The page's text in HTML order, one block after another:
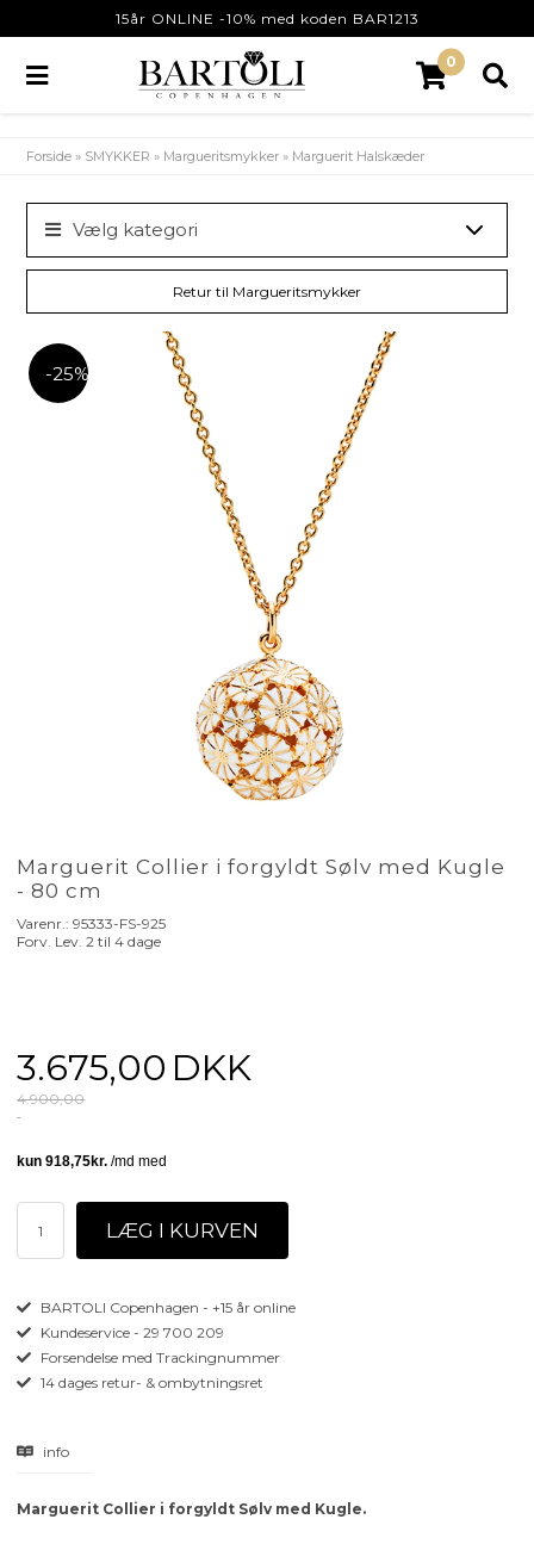
15år ONLINE -10% med koden BAR1213
0
Forside » SMYKKER » Margueritsmykker » Marguerit Halskæder
Vælg kategori
Retur til Margueritsmykker
-25%
Marguerit Collier i forgyldt Sølv med Kugle
- 80 cm
Varenr.:95333-FS-925
Forv. Lev. 2 til 4 dage
3.675,00 DKK
4.900,00
BARTOLI Copenhagen - +15 år online
Kundeservice - 29 700 209
Forsendelse med Trackingnummer
14 dages retur- & ombytningsret
info
Marguerit Collier i forgyldt Sølv med Kugle.